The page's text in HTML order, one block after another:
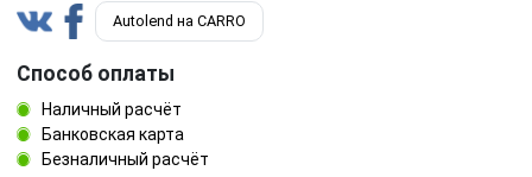
Autolend на CARRO
Способ оплаты
Наличный расчёт
Банковская карта
Безналичный расчёт